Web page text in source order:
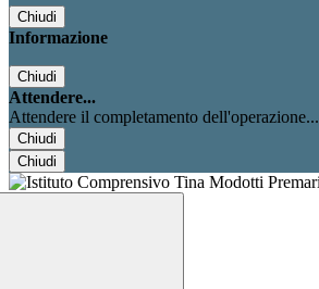
Chiudi
Informazione
Chiudi
Attendere...
Attendere il completamento dell'operazione...
Chiudi
Chiudi